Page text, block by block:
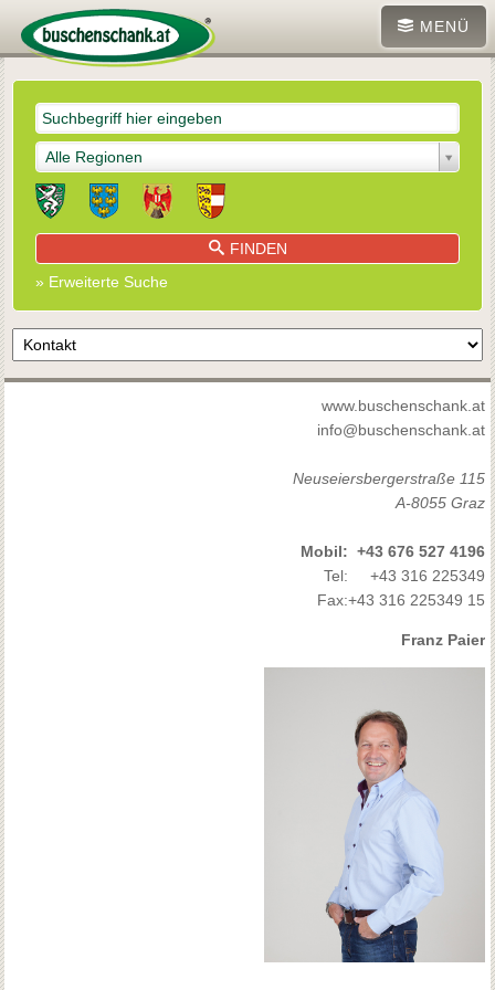
MENÜ
Alle Regionen
FINDEN
» Erweiterte Suche
www.buschenschank.at
info@buschenschank.at
Neuseiersbergerstraße 115
A-8055 Graz
Mobil: +43 676 527 4196
Tel:
+43 316 225349
Fax:+43 316 225349 15
Franz Paier